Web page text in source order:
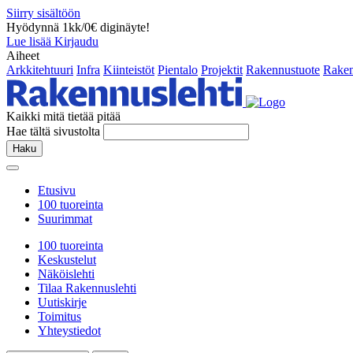
Siirry sisältöön
Hyödynnä 1kk/0€ diginäyte!
Lue lisää Kirjaudu
Aiheet
Arkkitehtuuri Infra Kiinteistöt Pientalo Projektit Rakennustuote
Kaikki mitä tietää pitää
Hae tältä sivustolta
Haku
Etusivu
100 tuoreinta
Suurimmat
100 tuoreinta
Keskustelut
Näköislehti
Tilaa Rakennuslehti
Uutiskirje
Toimitus
Yhteystiedot